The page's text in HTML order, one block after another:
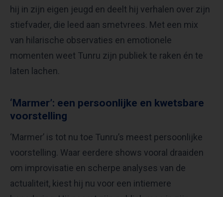
hij in zijn eigen jeugd en deelt hij verhalen over zijn
stiefvader, die leed aan smetvrees. Met een mix
van hilarische observaties en emotionele
momenten weet Tunru zijn publiek te raken én te
laten lachen.
‘Marmer’: een persoonlijke en kwetsbare
voorstelling
‘Marmer’ is tot nu toe Tunru’s meest persoonlijke
voorstelling. Waar eerdere shows vooral draaiden
om improvisatie en scherpe analyses van de
actualiteit, kiest hij nu voor een intiemere